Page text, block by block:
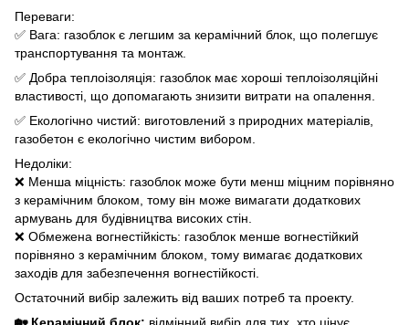
Переваги:
✅ Вага: газоблок є легшим за керамічний блок, що полегшує
транспортування та монтаж.
✅ Добра теплоізоляція: газоблок має хороші теплоізоляційні
властивості, що допомагають знизити витрати на опалення.
✅ Екологічно чистий: виготовлений з природних матеріалів,
газобетон є екологічно чистим вибором.
Недоліки:
❌ Менша міцність: газоблок може бути менш міцним порівняно
з керамічним блоком, тому він може вимагати додаткових
армувань для будівництва високих стін.
❌ Обмежена вогнестійкість: газоблок менше вогнестійкий
порівняно з керамічним блоком, тому вимагає додаткових
заходів для забезпечення вогнестійкості.
Остаточний вибір залежить від ваших потреб та проекту.